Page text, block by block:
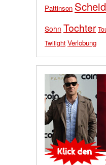
Pattinson
Sohn Tochter
Twilight Verlobung